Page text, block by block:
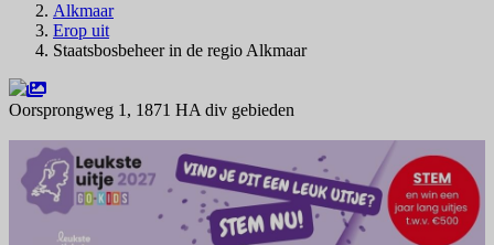
Alkmaar
Erop uit
Staatsbosbeheer in de regio Alkmaar
Oorsprongweg 1, 1871 HA div gebieden